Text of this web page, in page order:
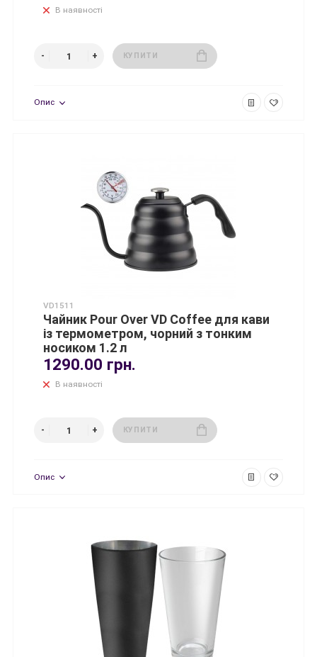
В наявності
КУПИТИ
Опис
VD1511
Чайник Pour Over VD Coffee для кави
із термометром, чорний з тонким
носиком 1.2 л
1290.00 грн.
В наявності
КУПИТИ
Опис